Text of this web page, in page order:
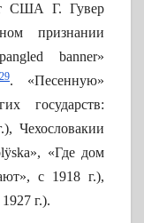
США Г. Гувер
признании
banner»
29. «Песенную»
государств:
Чехословакии
«Где дом
с 1918 г.),
г.).